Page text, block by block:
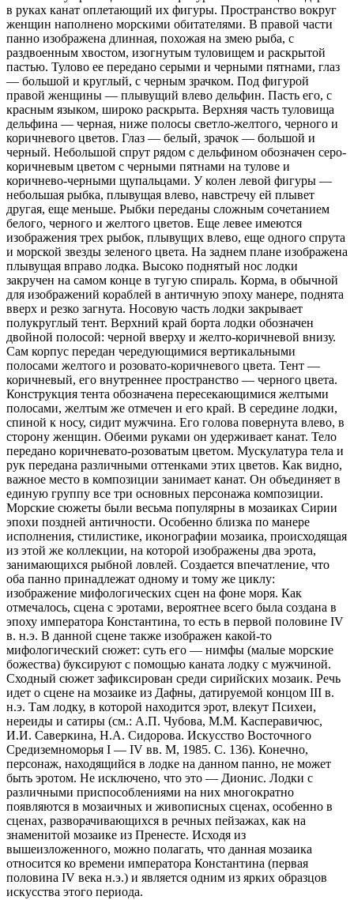
в руках канат оплетающий их фигуры. Пространство вокруг
женщин наполнено морскими обитателями. В правой части
панно изображена длинная, похожая на змею рыба, с
раздвоенным хвостом, изогнутым туловищем и раскрытой
пастью. Тулово ее передано серыми и черными пятнами, глаз
— большой и круглый, с черным зрачком. Под фигурой
правой женщины — плывущий влево дельфин. Пасть его, с
красным языком, широко раскрыта. Верхняя часть туловища
дельфина — черная, ниже полосы светло-желтого, черного и
коричневого цветов. Глаз — белый, зрачок — большой и
черный. Небольшой спрут рядом с дельфином обозначен серо-
коричневым цветом с черными пятнами на тулове и
коричнево-черными щупальцами. У колен левой фигуры —
небольшая рыбка, плывущая влево, навстречу ей плывет
другая, еще меньше. Рыбки переданы сложным сочетанием
белого, черного и желтого цветов. Еще левее имеются
изображения трех рыбок, плывущих влево, еще одного спрута
и морской звезды зеленого цвета. На заднем плане изображена
плывущая вправо лодка. Высоко поднятый нос лодки
закручен на самом конце в тугую спираль. Корма, в обычной
для изображений кораблей в античную эпоху манере, поднята
вверх и резко загнута. Носовую часть лодки закрывает
полукруглый тент. Верхний край борта лодки обозначен
двойной полосой: черной вверху и желто-коричневой внизу.
Сам корпус передан чередующимися вертикальными
полосами желтого и розовато-коричневого цвета. Тент —
коричневый, его внутреннее пространство — черного цвета.
Конструкция тента обозначена пересекающимися желтыми
полосами, желтым же отмечен и его край. В середине лодки,
спиной к носу, сидит мужчина. Его голова повернута влево, в
сторону женщин. Обеими руками он удерживает канат. Тело
передано коричневато-розоватым цветом. Мускулатура тела и
рук передана различными оттенками этих цветов. Как видно,
важное место в композиции занимает канат. Он объединяет в
единую группу все три основных персонажа композиции.
Морские сюжеты были весьма популярны в мозаиках Сирии
эпохи поздней античности. Особенно близка по манере
исполнения, стилистике, иконографии мозаика, происходящая
из этой же коллекции, на которой изображены два эрота,
занимающихся рыбной ловлей. Создается впечатление, что
оба панно принадлежат одному и тому же циклу:
изображение мифологических сцен на фоне моря. Как
отмечалось, сцена с эротами, вероятнее всего была создана в
эпоху императора Константина, то есть в первой половине IV
в. н.э. В данной сцене также изображен какой-то
мифологический сюжет: суть его — нимфы (малые морские
божества) буксируют с помощью каната лодку с мужчиной.
Сходный сюжет зафиксирован среди сирийских мозаик. Речь
идет о сцене на мозаике из Дафны, датируемой концом III в.
н.э. Там лодку, в которой находится эрот, влекут Психеи,
нереиды и сатиры (см.: А.П. Чубова, М.М. Касперавичюс,
И.И. Саверкина, Н.А. Сидорова. Искусство Восточного
Средиземноморья I — IV вв. М, 1985. С. 136). Конечно,
персонаж, находящийся в лодке на данном панно, не может
быть эротом. Не исключено, что это — Дионис. Лодки с
различными приспособлениями на них многократно
появляются в мозаичных и живописных сценах, особенно в
сценах, разворачивающихся в речных пейзажах, как на
знаменитой мозаике из Пренесте. Исходя из
вышеизложенного, можно полагать, что данная мозаика
относится ко времени императора Константина (первая
половина IV века н.э.) и является одним из ярких образцов
искусства этого периода.